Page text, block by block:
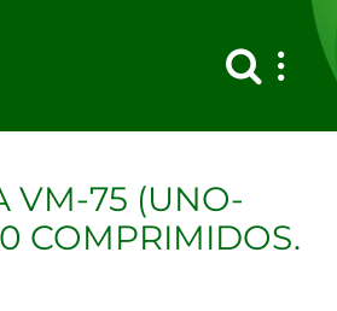
VM-75 (UNO-
COMPRIMIDOS.